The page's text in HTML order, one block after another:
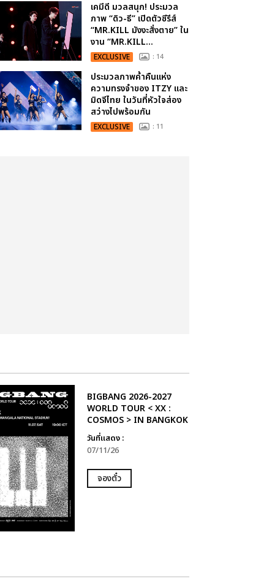
เคมีดี มวลสนุก! ประมวล
ภาพ “ดิว-ธี” เปิดตัวซีรีส์
“MR.KILL มังงะสั่งตาย” ใน
งาน “MR.KILL...
EXCLUSIVE : 14
ประมวลภาพค่ำคืนแห่ง
ความทรงจำของ ITZY และ
มิดจีไทย ในวันที่หัวใจส่อง
สว่างไปพร้อมกัน
EXCLUSIVE : 11
BIGBANG 2026-2027
WORLD TOUR < XX :
COSMOS > IN BANGKOK
วันที่แสดง :
07/11/26
จองตั๋ว